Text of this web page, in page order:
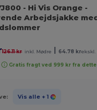
- Hi Vis Orange -
Arbejdsjakke
126.11 kr inkl. Mødre 64.78 krekskl.
Gratis fragt ved 999 kr fra
Vis alle + 1